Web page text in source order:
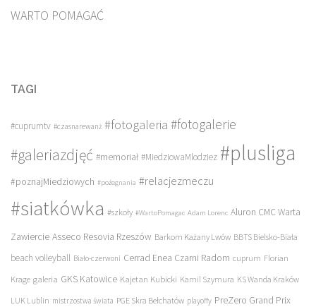
WARTO POMAGAĆ
TAGI
#cuprumtv #czasnarewanż #fotogaleria #fotogalerie
#galeriazdjęć #memoriał #MiedziowaMlodziez #plusliga
#poznajMiedziowych #pożegnania #relacjezmeczu
#siatkówka #szkoły #WartoPomagac Adam Lorenc Aluron CMC Warta
Zawiercie Asseco Resovia Rzeszów Barkom Każany Lwów BBTS Bielsko-Biała
beach volleyball Biało-czerwoni Cerrad Enea Czarni Radom cuprum Florian
Krage galeria GKS Katowice Kajetan Kubicki Kamil Szymura KS Wanda Kraków
LUK Lublin mistrzostwa świata PGE Skra Bełchatów playoffy PreZero Grand Prix